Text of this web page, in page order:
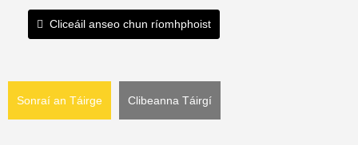
Cliceáil anseo chun ríomhphoist
Sonraí an Táirge Clibeanna Táirgí